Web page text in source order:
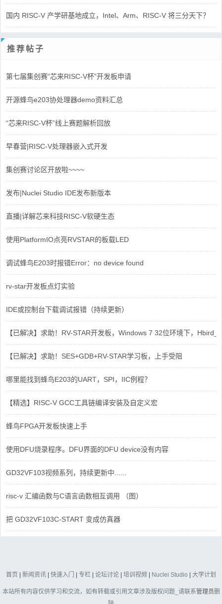
国内 RISC-V 产学研基地成立，Intel、Arm、RISC-V 将三分天下？
推荐帖子
第七届集创赛“芯来RISC-V杯”开发板申请
开源蜂鸟e203协处理器demo资料汇总
“芯来RISC-V杯”线上赛题解析回放
早春营|RISC-V处理器嵌入式开发
集创赛讨论区开放啦~~~~
发布|Nuclei Studio IDE发布新版本
直播|详解芯来科技RISC-V软硬生态
使用PlatformIO点亮RVSTAR的板载LED
调试蜂鸟E203时报错Error：no device found
rv-star开发板点灯实验
IDE或控制台下载调试报错（持续更新）
【已解决】求助！RV-STAR开发板，Windows 7 32位环境下，
【已解决】求助！SES+GDB+RV-STAR学习板，上手受阻
哪里能找到蜂鸟E203的UART，SPI，IIC例程？
【精选】RISC-V GCC工具链编译安装及自定义宏
蜂鸟FPGA开发板快速上手
使用DFU烧录程序。DFU界面的DFU device没有内容
GD32VF103视频系列，持续更新中......
risc-v 汇编函数与C语言函数相互调用 （图）
把 GD32VF103C-START 变成仿真器
首页 | 新闻资讯 | 快速入门 | 专栏 | 论坛讨论 | 培训视频 | Nuclei Studio | 大学计划
本站所有内容仅供学习和交流，如有转载或引用文章涉及版权问题_请联系管理员删